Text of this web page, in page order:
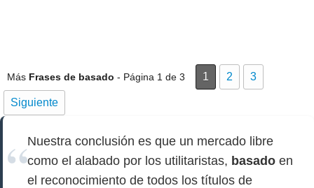
Más Frases de basado - Página 1 de 3 1 2 3
Siguiente
Nuestra conclusión es que un mercado libre
como el alabado por los utilitaristas, basado en
el reconocimiento de todos los títulos de